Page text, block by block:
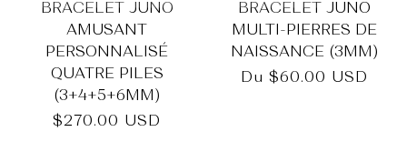
BRACELET JUNO
AMUSANT
PERSONNALISÉ
QUATRE PILES
(3+4+5+6MM)
Prix
$270.00 USD
BRACELET JUNO
MULTI-PIERRES DE
NAISSANCE (3MM)
Prix
Du $60.00 USD